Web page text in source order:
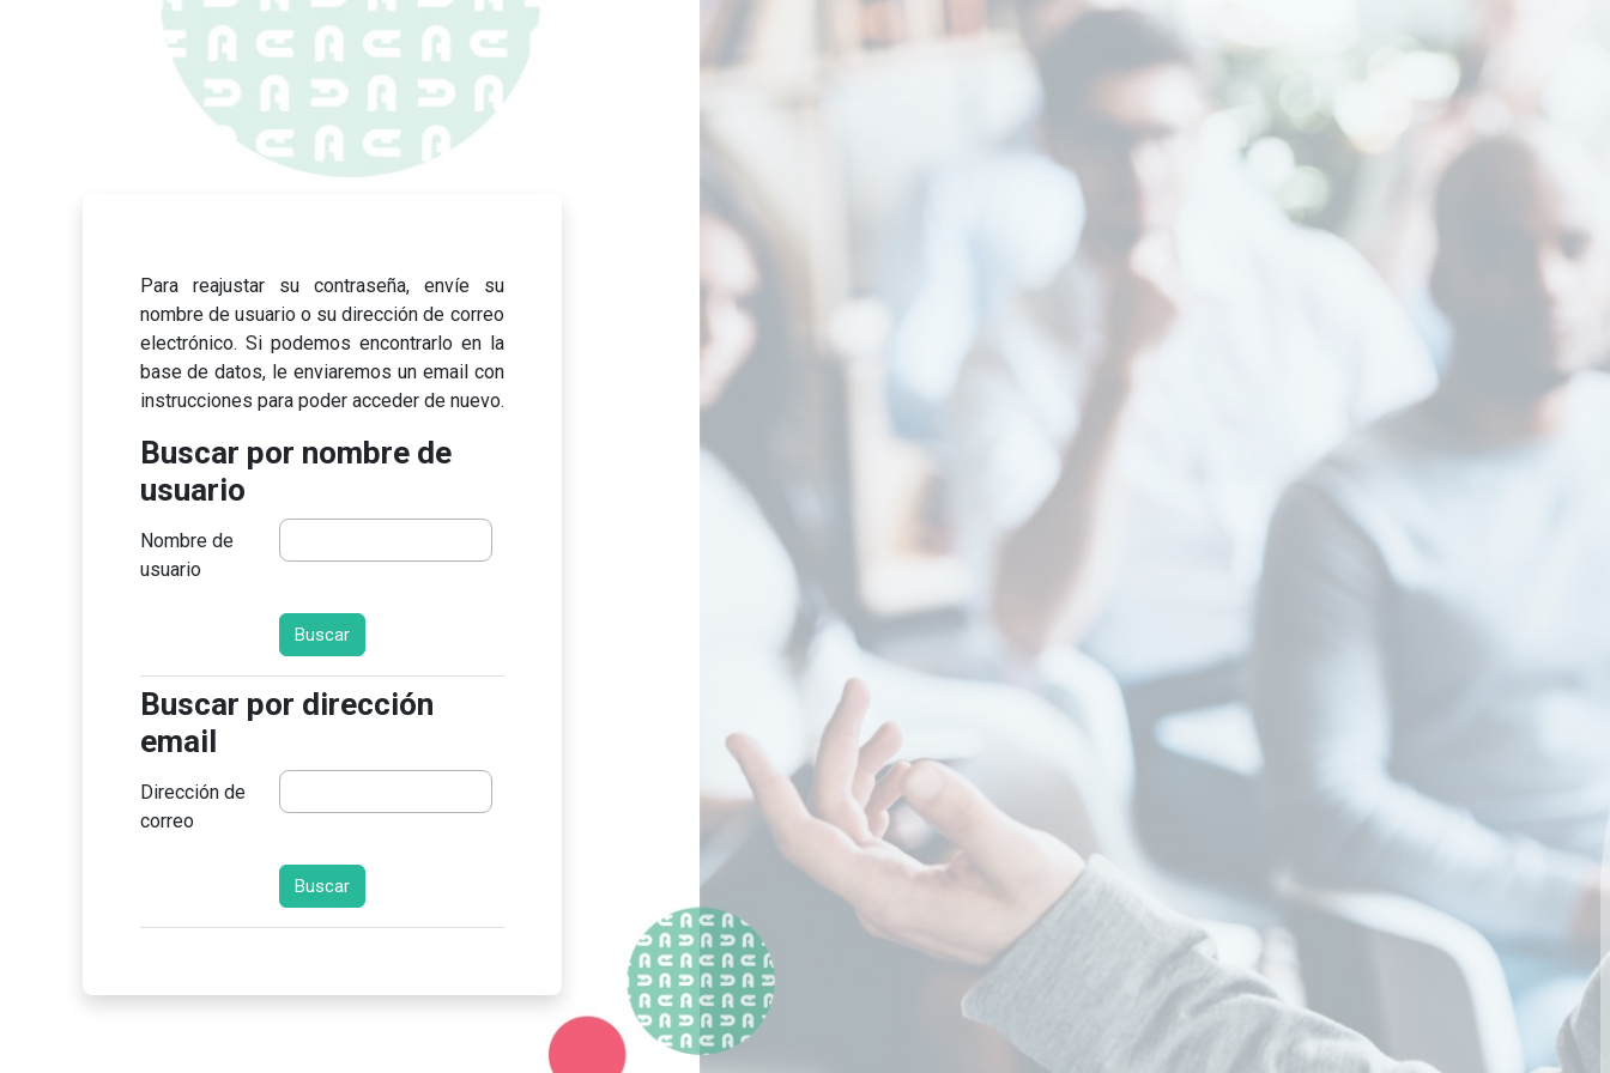
Salta al contenido principal
Para reajustar su contraseña, envíe su
nombre de usuario o su dirección de correo
electrónico. Si podemos encontrarlo en la
base de datos, le enviaremos un email con
instrucciones para poder acceder de nuevo.
Buscar por nombre de usuario
Buscar por nombre de
usuario
Nombre de
usuario
Buscar por dirección email
Buscar por dirección
email
Dirección de
correo